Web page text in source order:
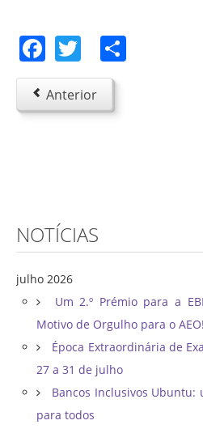
Facebook
Twitter
Anterior
NOTÍCIAS
julho 2026
Um 2.º Prémio para a
Motivo de Orgulho para o AEO!
Época Extraordinária de
27 a 31 de julho
Bancos Inclusivos Ubuntu:
para todos